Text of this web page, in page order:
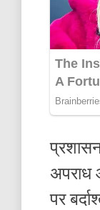
अपराध
पर